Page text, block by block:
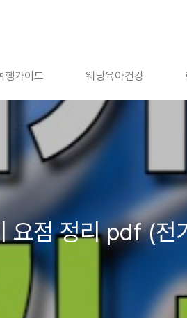
행가이드 웨딩육아건강
점 정리 pdf (전